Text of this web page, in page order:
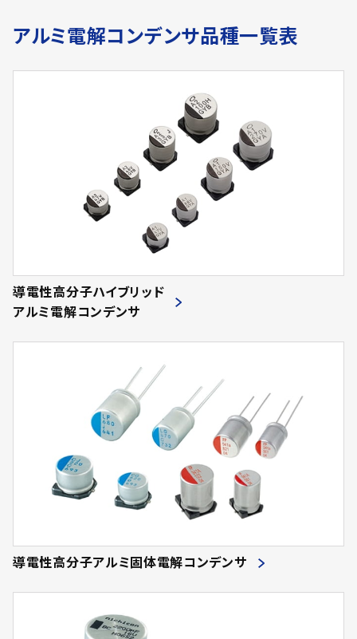
アルミ電解コンデンサ品種一覧表
導電性高分子ハイブリッド
アルミ電解コンデンサ
導電性高分子アルミ固体電解コンデンサ